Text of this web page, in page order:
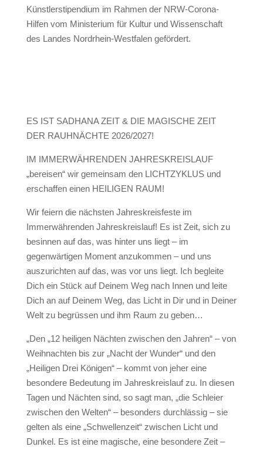
Künstlerstipendium im Rahmen der NRW-Corona-
Hilfen vom Ministerium für Kultur und Wissenschaft
des Landes Nordrhein-Westfalen gefördert.
ES IST SADHANA ZEIT & DIE MAGISCHE ZEIT
DER RAUHNÄCHTE 2026/2027!
IM IMMERWÄHRENDEN JAHRESKREISLAUF
„bereisen“ wir gemeinsam den LICHTZYKLUS und
erschaffen einen HEILIGEN RAUM!
Wir feiern die nächsten Jahreskreisfeste im
Immerwährenden Jahreskreislauf! Es ist Zeit, sich zu
besinnen auf das, was hinter uns liegt – im
gegenwärtigen Moment anzukommen – und uns
auszurichten auf das, was vor uns liegt. Ich begleite
Dich ein Stück auf Deinem Weg nach Innen und leite
Dich an auf Deinem Weg, das Licht in Dir und in Deiner
Welt zu begrüssen und ihm Raum zu geben…
„Den „12 heiligen Nächten zwischen den Jahren“ – von
Weihnachten bis zur „Nacht der Wunder“ und den
„Heiligen Drei Königen“ – kommt von jeher eine
besondere Bedeutung im Jahreskreislauf zu. In diesen
Tagen und Nächten sind, so sagt man, „die Schleier
zwischen den Welten“ – besonders durchlässig – sie
gelten als eine „Schwellenzeit“ zwischen Licht und
Dunkel. Es ist eine magische, eine besondere Zeit –